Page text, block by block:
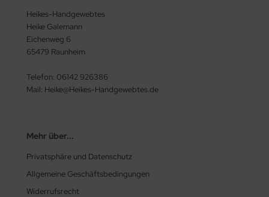
Heikes-Handgewebtes
Heike Galemann
Eichenweg 6
65479 Raunheim
Telefon: 06142 926386
Mail: Heike@Heikes-Handgewebtes.de
Mehr über...
Privatsphäre und Datenschutz
Allgemeine Geschäftsbedingungen
Widerrufsrecht